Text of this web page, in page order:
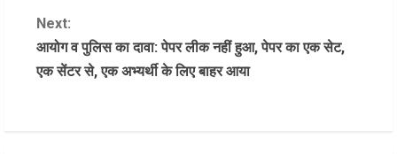
n
t
Next:
आयोग व पुलिस का दावा: पेपर लीक नहीं हुआ, पेपर का एक सेट,
एक सेंटर से, एक अभ्यर्थी के लिए बाहर आया